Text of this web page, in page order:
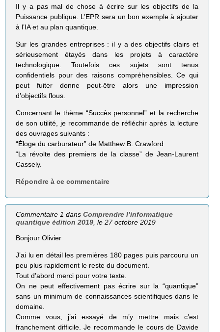
Il y a pas mal de chose à écrire sur les objectifs de la
Puissance publique. L’EPR sera un bon exemple à ajouter
à l’IA et au plan quantique.
Sur les grandes entreprises : il y a des objectifs clairs et
sérieusement étayés dans les projets à caractère
technologique. Toutefois ces sujets sont tenus
confidentiels pour des raisons compréhensibles. Ce qui
peut fuiter donne peut-être alors une impression
d’objectifs flous.
Concernant le thème “Succès personnel” et la recherche
de son utilité, je recommande de réfléchir après la lecture
des ouvrages suivants :
“Éloge du carburateur” de Matthew B. Crawford
“La révolte des premiers de la classe” de Jean-Laurent
Cassely.
Répondre à ce commentaire
Commentaire 1 dansComprendre l’informatique
quantique édition 2019, le 27 octobre 2019
Bonjour Olivier
J’ai lu en détail les premières 180 pages puis parcouru un
peu plus rapidement le reste du document.
Tout d’abord merci pour votre texte.
On ne peut effectivement pas écrire sur la “quantique”
sans un minimum de connaissances scientifiques dans le
domaine.
Comme vous, j’ai essayé de m’y mettre mais c’est
franchement difficile. Je recommande le cours de Davide